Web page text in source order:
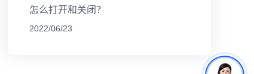
怎么打开和关闭？
2022/06/23